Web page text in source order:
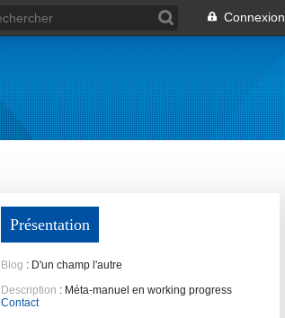
Connexion
Présentation
Blog : D'un champ l'autre
Description : Méta-manuel en working progress
Contact